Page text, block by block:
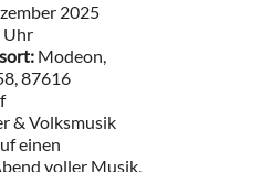
2025
Uhr
Modeon,
87616
& Volksmusik
einen
voller Musik,